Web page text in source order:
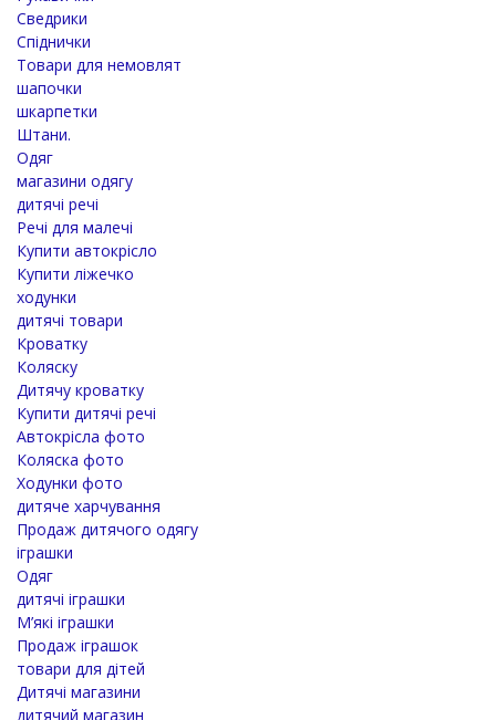
Сведрики
Спіднички
Товари для немовлят
шапочки
шкарпетки
Штани.
Одяг
магазини одягу
дитячі речі
Речі для малечі
Купити автокрісло
Купити ліжечко
ходунки
дитячі товари
Кроватку
Коляску
Дитячу кроватку
Купити дитячі речі
Автокрісла фото
Коляска фото
Ходунки фото
дитяче харчування
Продаж дитячого одягу
іграшки
Одяг
дитячі іграшки
М’які іграшки
Продаж іграшок
товари для дітей
Дитячі магазини
дитячий магазин